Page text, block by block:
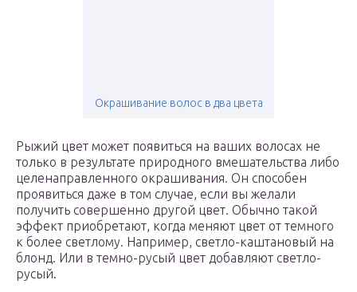
Окрашивание волос в два цвета
Рыжий цвет может появиться на ваших волосах не
только в результате природного вмешательства либо
целенаправленного окрашивания. Он способен
проявиться даже в том случае, если вы желали
получить совершенно другой цвет. Обычно такой
эффект приобретают, когда меняют цвет от темного
к более светлому. Например, светло-каштановый на
блонд. Или в темно-русый цвет добавляют светло-
русый.